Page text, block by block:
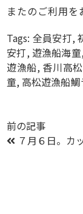
またのご利用を
Tags: 全員安打,
安打, 遊漁船海童
遊漁船, 香川高
童,高松遊漁船鯛
前の記事
７月６日。カ